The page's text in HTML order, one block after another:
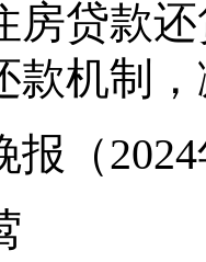
房贷款
款机制
（2024